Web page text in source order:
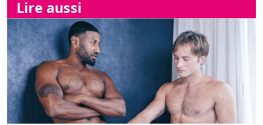
Que du bonheur avec les "Boner Boys" !!!
"Jizz Me Up!"… À force de
ne penser qu'à ça, tout